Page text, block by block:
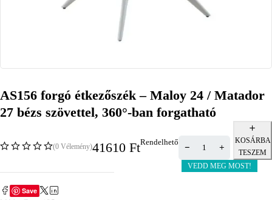
AS156 forgó étkezőszék – Maloy 24 / Matador
27 bézs szövettel, 360°-ban forgatható
(0 Vélemény)41610 FtRendelhető
KOSÁRBA
TESZEM
VEDD MEG MOST!
Save